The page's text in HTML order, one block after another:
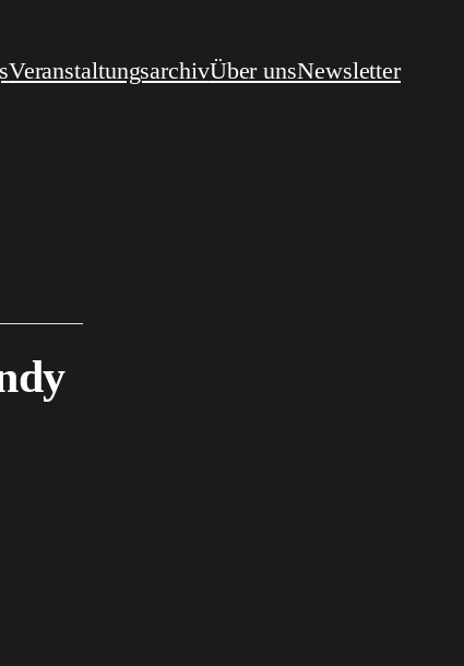
VeranstaltungsarchivÜber unsNewsletter